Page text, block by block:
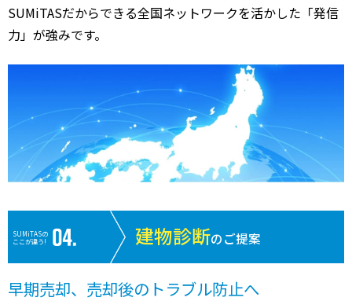
SUMiTASだからできる全国ネットワークを活かした「発信
力」が強みです。
SUMiTASの
ここが違う!
建物診断のご提案
早期売却、売却後のトラブル防止へ